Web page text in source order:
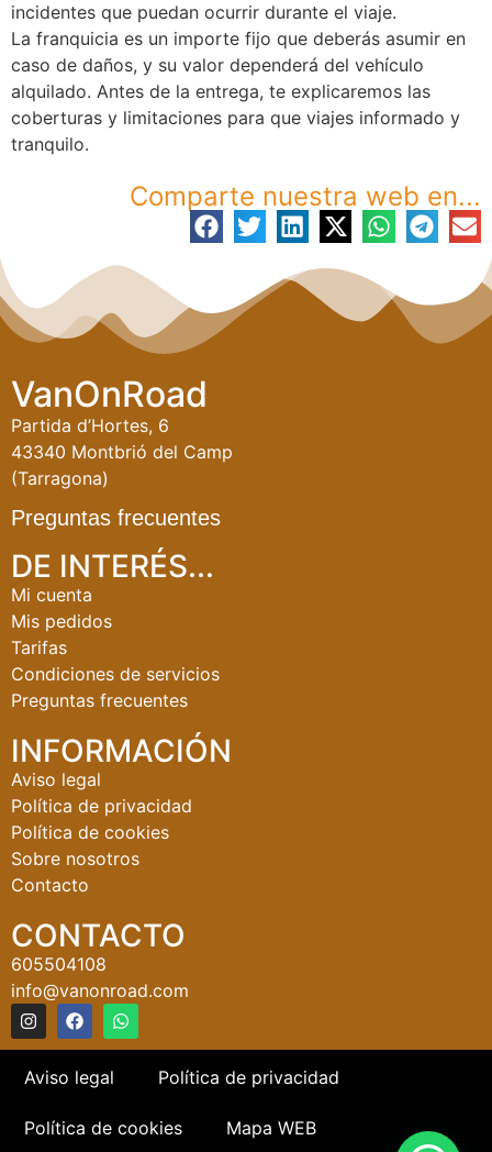
incidentes que puedan ocurrir durante el viaje.
La franquicia es un importe fijo que deberás asumir en
caso de daños, y su valor dependerá del vehículo
alquilado. Antes de la entrega, te explicaremos las
coberturas y limitaciones para que viajes informado y
tranquilo.
Comparte nuestra web en...
VanOnRoad
Partida d’Hortes, 6
43340 Montbrió del Camp
(Tarragona)
Preguntas frecuentes
DE INTERÉS...
Mi cuenta
Mis pedidos
Tarifas
Condiciones de servicios
Preguntas frecuentes
INFORMACIÓN
Aviso legal
Política de privacidad
Política de cookies
Sobre nosotros
Contacto
CONTACTO
605504108
info@vanonroad.com
Aviso legal Política de privacidad
Política de cookies Mapa WEB